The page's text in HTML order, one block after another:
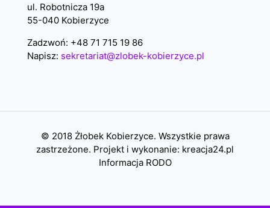
ul. Robotnicza 19a
55-040 Kobierzyce
Zadzwoń: +48 71 715 19 86
Napisz: sekretariat@zlobek-kobierzyce.pl
© 2018 Żłobek Kobierzyce. Wszystkie prawa
zastrzeżone. Projekt i wykonanie: kreacja24.pl
Informacja RODO